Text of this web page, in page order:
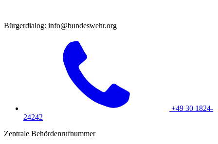
Bürgerdialog: info@bundeswehr.org
+49 30 1824-
24242
Zentrale Behördenrufnummer